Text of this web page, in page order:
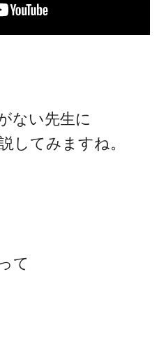
ない先生に
してみますね。
て